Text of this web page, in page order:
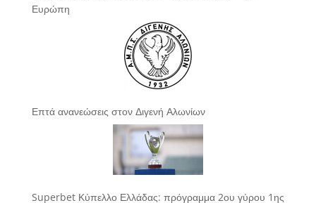
Ευρώπη
Επτά ανανεώσεις στον Διγενή Αλωνίων
Superbet Κύπελλο Ελλάδας: πρόγραμμα 2ου γύρου 1ης